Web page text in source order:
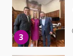
4